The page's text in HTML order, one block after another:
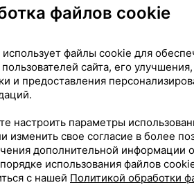
файлов cookie
файлы cookie для
пользователей сайта, его
и предоставления
настроить параметры
изменить свое согласие в более
дополнительной информации
использования файлов
с нашей Политикой обработки